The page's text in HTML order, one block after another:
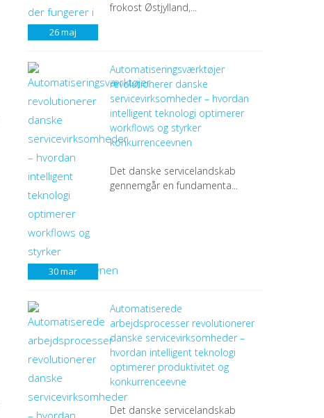
26maj
frokost Østjylland,...
30mar
Automatiseringsværktøjer
revolutionerer danske
servicevirksomheder – hvordan
intelligent teknologi optimerer
workflows og styrker
konkurrenceevnen
Det danske servicelandskab
gennemgår en fundamenta...
Automatiserede
arbejdsprocesser revolutionerer
danske servicevirksomheder –
hvordan intelligent teknologi
optimerer produktivitet og
konkurrenceevne
Det danske servicelandskab